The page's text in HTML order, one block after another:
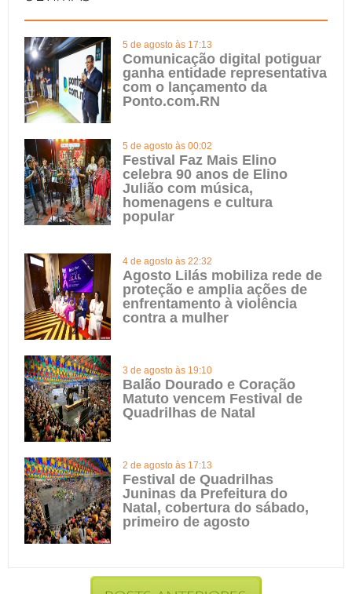
5 de agosto às 17:13
Comunicação digital potiguar
ganha entidade representativa
com o lançamento da
Ponto.com.RN
5 de agosto às 00:02
Festival Faz Mais Elino
celebra 90 anos de Elino
Julião com música,
homenagens e cultura
popular
4 de agosto às 22:32
Agosto Lilás mobiliza rede de
proteção e amplia ações de
enfrentamento à violência
contra a mulher
3 de agosto às 19:10
Balão Dourado e Coração
Matuto vencem Festival de
Quadrilhas de Natal
2 de agosto às 17:13
Festival de Quadrilhas
Juninas da Prefeitura do
Natal, cobertura do sábado,
primeiro de agosto